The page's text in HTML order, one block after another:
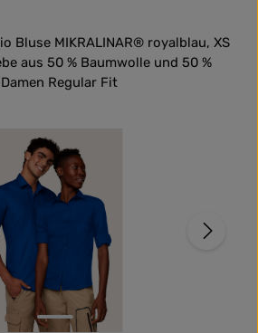
Bluse MIKRALINAR® royalblau, XS
aus 50 % Baumwolle und 50 %
Regular Fit